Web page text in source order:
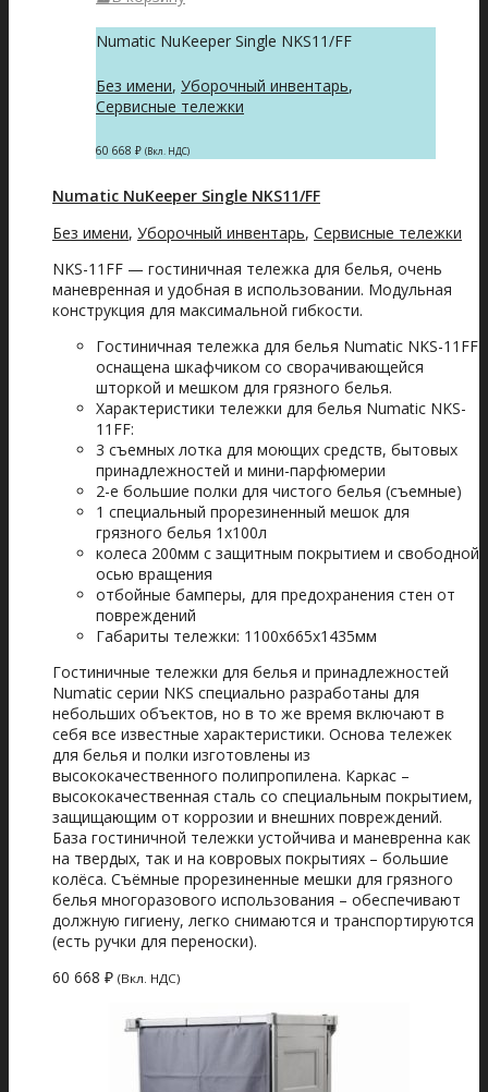
Numatic NuKeeper Single NKS11/FF
Без имени, Уборочный инвентарь,
Сервисные тележки
60 668 ₽ (Вкл. НДС)
Numatic NuKeeper Single NKS11/FF
Без имени, Уборочный инвентарь, Сервисные тележки
NKS-11FF — гостиничная тележка для белья, очень
маневренная и удобная в использовании. Модульная
конструкция для максимальной гибкости.
Гостиничная тележка для белья Numatic NKS-11FF
оснащена шкафчиком со сворачивающейся
шторкой и мешком для грязного белья.
Характеристики тележки для белья Numatic NKS-
11FF:
3 съемных лотка для моющих средств, бытовых
принадлежностей и мини-парфюмерии
2-е большие полки для чистого белья (съемные)
1 специальный прорезиненный мешок для
грязного белья 1х100л
колеса 200мм с защитным покрытием и свободной
осью вращения
отбойные бамперы, для предохранения стен от
повреждений
Габариты тележки: 1100x665x1435мм
Гостиничные тележки для белья и принадлежностей
Numatic серии NKS специально разработаны для
небольших объектов, но в то же время включают в
себя все известные характеристики. Основа тележек
для белья и полки изготовлены из
высококачественного полипропилена. Каркас –
высококачественная сталь со специальным покрытием,
защищающим от коррозии и внешних повреждений.
База гостиничной тележки устойчива и маневренна как
на твердых, так и на ковровых покрытиях – большие
колёса. Съёмные прорезиненные мешки для грязного
белья многоразового использования – обеспечивают
должную гигиену, легко снимаются и транспортируются
(есть ручки для переноски).
60 668 ₽ (Вкл. НДС)